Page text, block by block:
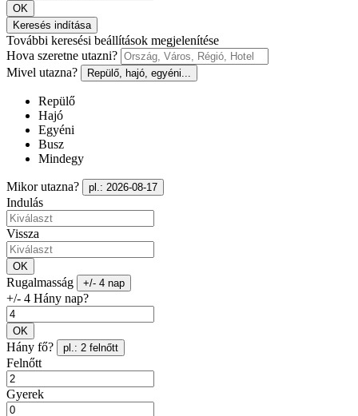
OK
Keresés indítása
További keresési beállítások megjelenítése
Hova szeretne utazni?
Mivel utazna?
Repülő, hajó, egyéni...
Repülő
Hajó
Egyéni
Busz
Mindegy
Mikor utazna? pl.: 2026-08-17
Indulás
Vissza
OK
Rugalmasság +/- 4 nap
+/- 4 Hány nap?
OK
Hány fő? pl.: 2 felnőtt
Felnőtt
Gyerek